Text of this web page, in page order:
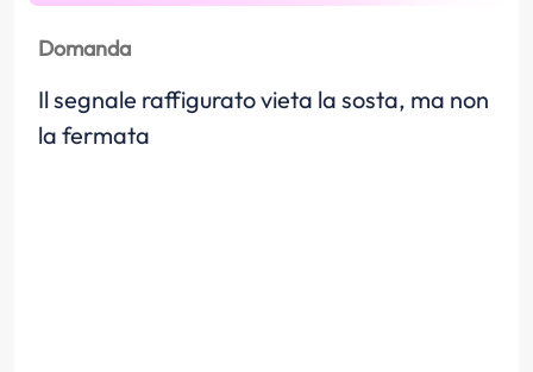
Domanda
Il segnale raffigurato vieta la sosta, ma non
la fermata